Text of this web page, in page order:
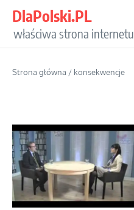
DlaPolski.PL
właściwa strona internetu
Strona główna / konsekwencje